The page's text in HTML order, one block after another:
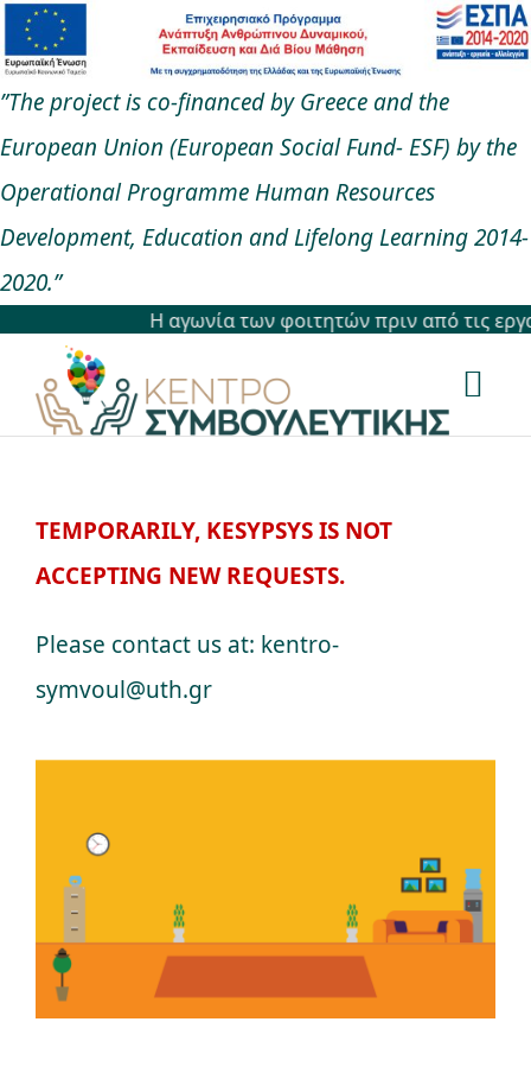
Μετάβαση
στο
περιεχόμενο
”The project is co-financed by Greece and the
European Union (European Social Fund- ESF) by the
Operational Programme Human Resources
Development, Education and Lifelong Learning 2014-
2020.”
Η αγωνία των φοιτητών πριν από τις
Η ομάδα μας
Υπηρεσίες
Ραντεβού
Γλώσσες
TEMPORARILY, KESYPSYS IS NOT
ACCEPTING NEW REQUESTS.
Please contact us at: kentro-
symvoul@uth.gr